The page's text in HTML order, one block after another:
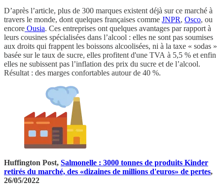
D’après l’article, plus de 300 marques existent déjà sur ce marché à
travers le monde, dont quelques françaises comme JNPR, Osco, ou
encore Ousia. Ces entreprises ont quelques avantages par rapport à
leurs cousines spécialisées dans l’alcool : elles ne sont pas soumises
aux droits qui frappent les boissons alcoolisées, ni à la taxe « sodas »
basée sur le taux de sucre, elles profitent d'une TVA à 5,5 % et enfin
elles ne subissent pas l’inflation des prix du sucre et de l’alcool.
Résultat : des marges confortables autour de 40 %.
Huffington Post, Salmonelle : 3000 tonnes de produits Kinder
retirés du marché, des «dizaines de millions d'euros» de pertes,
26/05/2022